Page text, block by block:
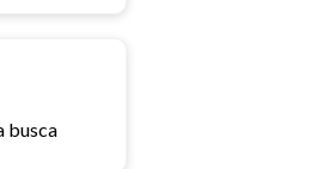
busca